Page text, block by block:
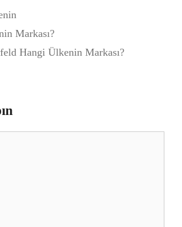
Markası?
Hangi Ülkenin Markası?